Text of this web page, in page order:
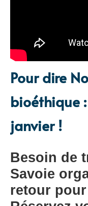
Pour dire
bioéthique :
janvier !
Besoin de
Savoie
retour